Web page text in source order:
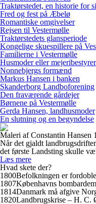
Traktørstedet, en historie for
Fred og fest på Æbelø
Romantiske omgivelser
Rejsen til Vestermølle
Traktørstedets glansperiode
Kongelige skuespillere på
Familierne i Vestermølle
Husmoder eller mejeribestyrer
Nonnebjergs formænd
Markus Hansen i banken
Skanderborg Landboforening
Den fraværende gårdejer
Børnene på Vestermølle
Gerda Hansen, landhusmoder
En slutning og en begyndelse
Maleri af Constantin Hansen
Når det gjaldt
det første Landsting skulle
Læs mere
Hvad skete der?
1800Befolkningen er
1807Københavns
1814Danmark må afgive
1820Landbrugskrise – H. C.